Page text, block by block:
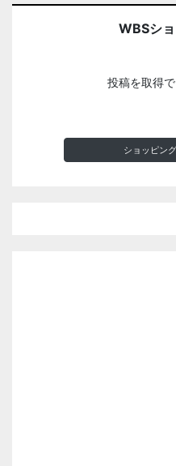
WBSシ
投稿を取得
ショッピン